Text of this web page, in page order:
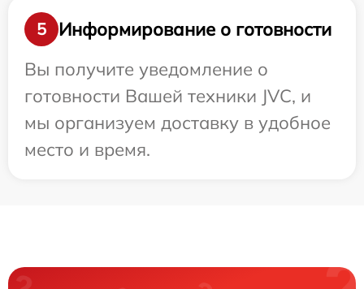
5
Информирование о готовности
Вы получите уведомление о
готовности Вашей техники JVC, и
мы организуем доставку в удобное
место и время.